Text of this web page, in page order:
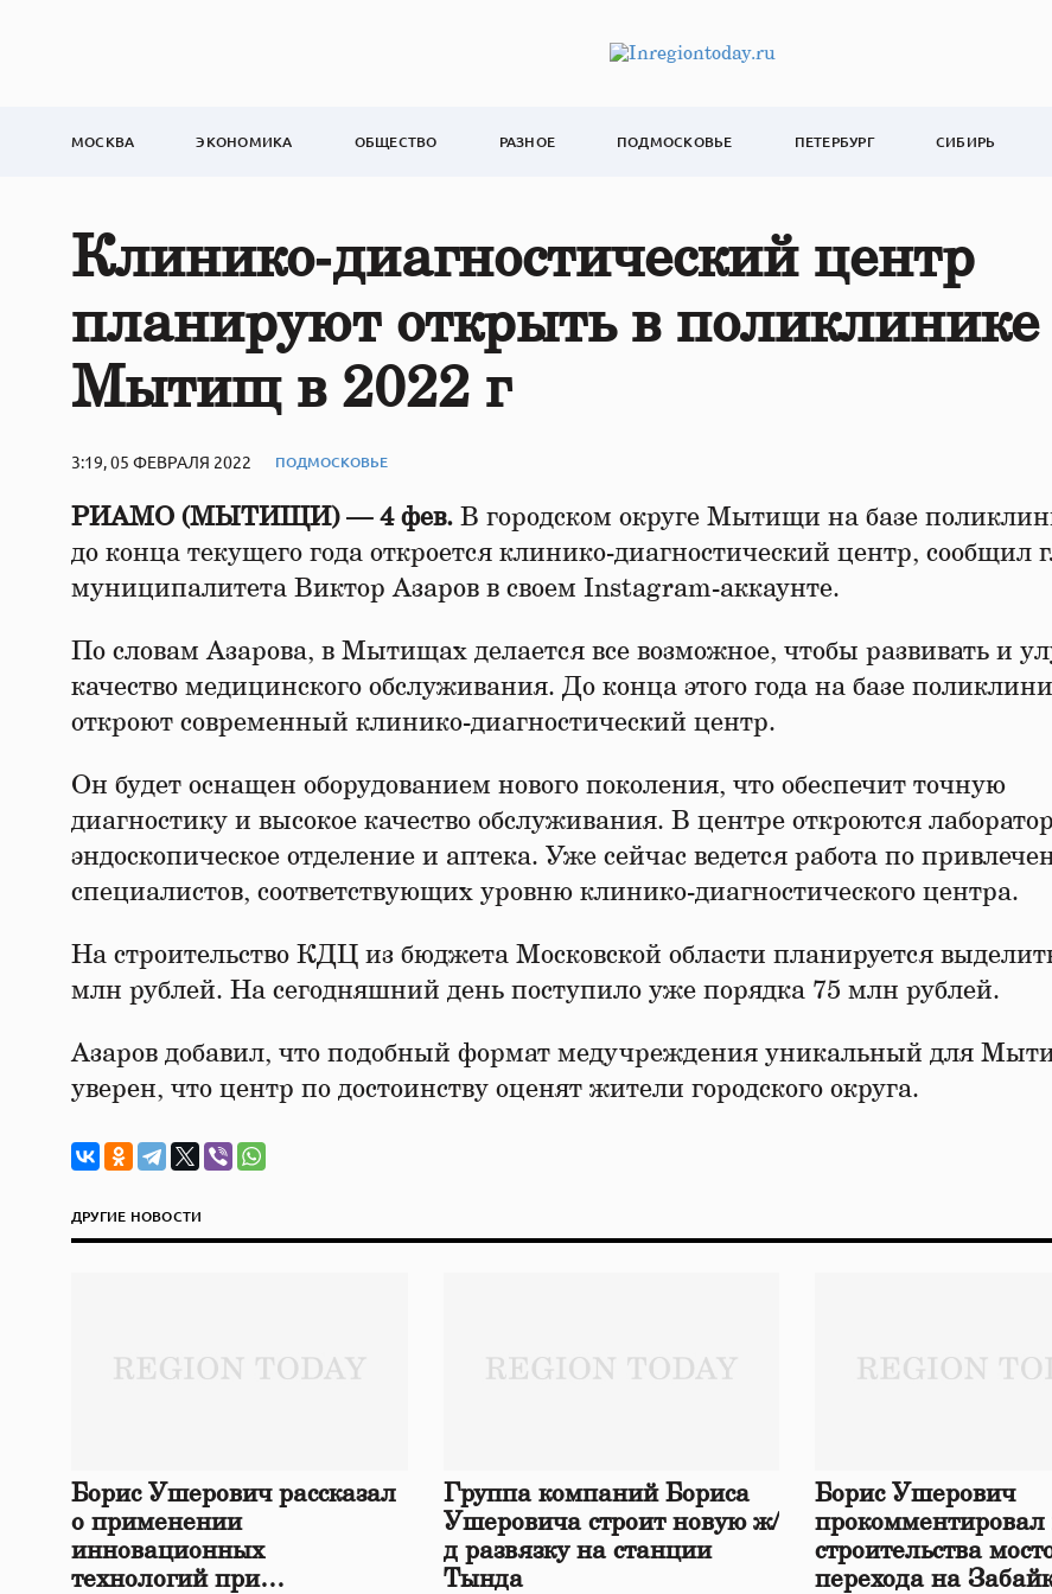
МОСКВА ЭКОНОМИКА ОБЩЕСТВО РАЗНОЕ ПОДМОСКОВЬЕ ПЕТЕРБУРГ СИБИРЬ
Клинико‑диагностический центр
планируют открыть в поликлинике
Мытищ в 2022 г
3:19, 05 ФЕВРАЛЯ 2022 ПОДМОСКОВЬЕ
РИАМО (МЫТИЩИ) — 4 фев. В городском округе Мытищи на базе
до конца текущего года откроется клинико-диагностический центр, сообщил
муниципалитета Виктор Азаров в своем Instagram-аккаунте.
По словам Азарова, в Мытищах делается все возможное, чтобы развивать и
качество медицинского обслуживания. До конца этого года на базе
откроют современный клинико-диагностический центр.
Он будет оснащен оборудованием нового поколения, что обеспечит точную
диагностику и высокое качество обслуживания. В центре откроются
эндоскопическое отделение и аптека. Уже сейчас ведется работа по
специалистов, соответствующих уровню клинико-диагностического центра.
На строительство КДЦ из бюджета Московской области планируется
млн рублей. На сегодняшний день поступило уже порядка 75 млн рублей.
Азаров добавил, что подобный формат медучреждения уникальный для
уверен, что центр по достоинству оценят жители городского округа.
ДРУГИЕ НОВОСТИ
Борис Ушерович рассказал
о применении
инновационных
технологий при
Группа компаний Бориса
Ушеровича строит новую ж/
д развязку на станции
Тында
Борис Ушерович
прокомментировал
строительства
перехода на